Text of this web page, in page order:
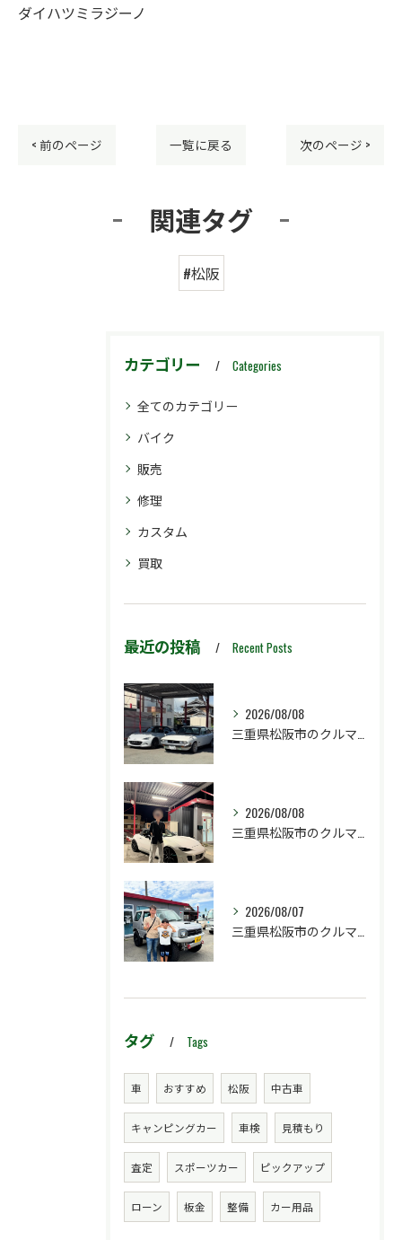
ダイハツミラジーノ
< 前のページ 一覧に戻る 次のページ >
関連タグ
#松阪
カテゴリー Categories
全てのカテゴリー
バイク
販売
修理
カスタム
買取
最近の投稿 Recent Posts
2026/08/08
2026/08/08
2026/08/07
タグ Tags
車 おすすめ 松阪 中古車
キャンピングカー 車検 見積もり
査定 スポーツカー ピックアップ
ローン 板金 整備 カー用品